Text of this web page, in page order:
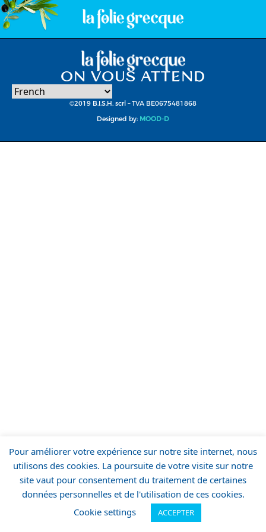
ON VOUS ATTEND
©2019 B.I.S.H. scrl – TVA BE0675481868
Designed by: MOOD-D
Pour améliorer votre expérience sur notre site internet, nous
utilisons des cookies. La poursuite de votre visite sur notre
site vaut pour consentement du traitement de certaines
données personnelles et de l'utilisation de ces cookies.
Cookie settings
ACCEPTER